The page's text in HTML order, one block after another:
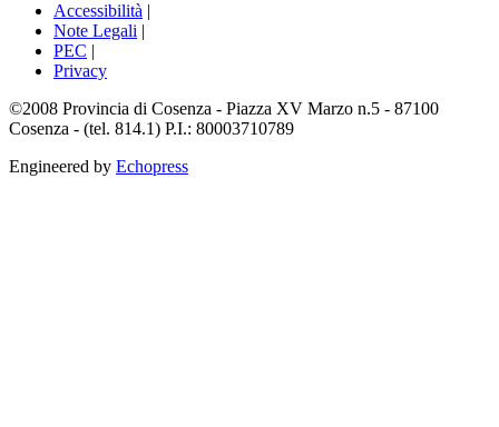
Accessibilità |
Note Legali |
PEC |
Privacy
©2008 Provincia di Cosenza - Piazza XV Marzo n.5 - 87100
Cosenza - (tel. 814.1) P.I.: 80003710789
Engineered by Echopress